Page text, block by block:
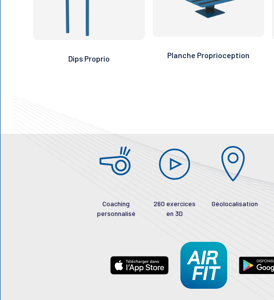
Dips Proprio Planche Proprioception
Coaching
personnalisé
260 exercices
en 3D
Géolocalisation